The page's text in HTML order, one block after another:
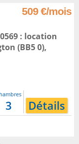
509 €/mois
: location
(BB5 0),
3 Détails